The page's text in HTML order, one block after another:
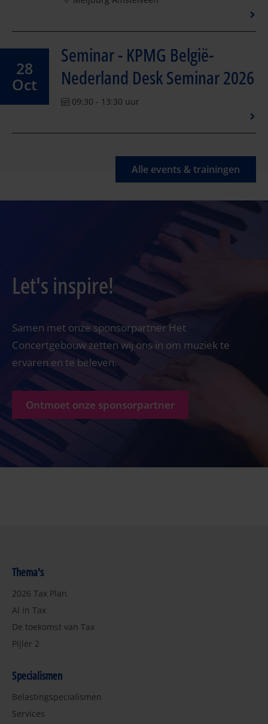
28
Oct
Seminar - KPMG België-
Nederland Desk Seminar 2026
09:30 - 13:30 uur
Alle events & trainingen
Let's inspire!
Samen met onze sponsorpartner Het
Concertgebouw zetten wij ons in om muziek te
ervaren en te beleven.
Ontmoet onze sponsorpartner
Thema's
2026 Tax Plan
AI in Tax
De toekomst van Tax
Pijler 2
Specialismen
Belastingspecialismen
Services